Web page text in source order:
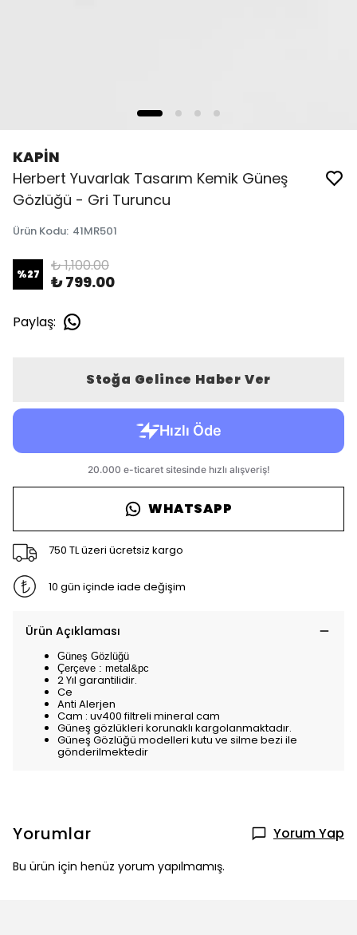
KAPİN
Herbert Yuvarlak Tasarım Kemik Güneş
Gözlüğü - Gri Turuncu
Ürün Kodu: 41MR501
%27 ₺ 1,100.00
₺ 799.00
Paylaş:
Stoğa Gelince Haber Ver
WHATSAPP
750 TL üzeri ücretsiz kargo
10 gün içinde iade değişim
Ürün Açıklaması
Güneş Gözlüğü
Çerçeve : metal&pc
2 Yıl garantilidir.
Ce
Anti Alerjen
Cam : uv400 filtreli mineral cam
Güneş gözlükleri korunaklı kargolanmaktadır.
Güneş Gözlüğü modelleri kutu ve silme bezi ile
gönderilmektedir
Yorumlar Yorum Yap
Bu ürün için henüz yorum yapılmamış.